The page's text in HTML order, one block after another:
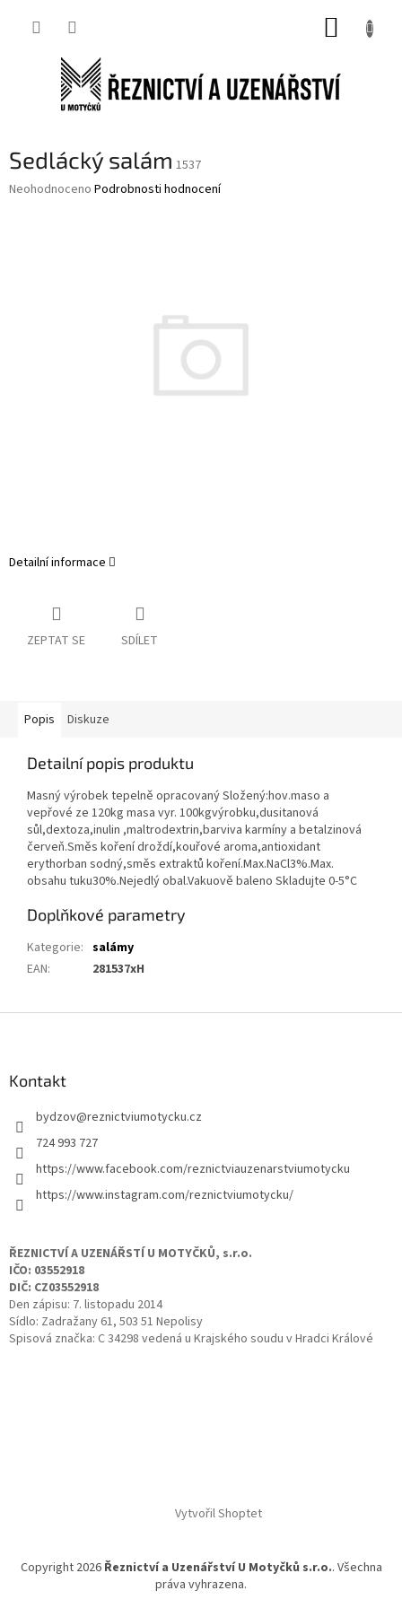
Sedlácký salám 1537
Průměrné
Neohodnoceno Podrobnosti hodnocení
Detailní informace
ZEPTAT SE SDÍLET
Popis Diskuze
Detailní popis produktu
Masný výrobek tepelně opracovaný Složený:hov.maso a
vepřové ze 120kg masa vyr. 100kgvýrobku,dusitanová
sůl,dextoza,inulin ,maltrodextrin,barviva karmíny a betalzinová
červeň.Směs koření droždí,kouřové aroma,antioxidant
erythorban sodný,směs extraktů koření.Max.NaCl3%.Max.
obsahu tuku30%.Nejedlý obal.Vakuově baleno Skladujte 0-5°C
Doplňkové parametry
Kategorie: salámy
EAN: 281537xH
Kontakt
bydzov@reznictviumotycku.cz
724 993 727
https://www.facebook.com/reznictviauzenarstviumotycku
https://www.instagram.com/reznictviumotycku/
ŘEZNICTVÍ A UZENÁŘSTÍ U MOTYČKŮ, s.r.o.
IČO: 03552918
DIČ: CZ03552918
Den zápisu: 7. listopadu 2014
Sídlo: Zadražany 61, 503 51 Nepolisy
Spisová značka: C 34298 vedená u Krajského soudu v Hradci Králové
Vytvořil Shoptet
Copyright 2026 Řeznictví a Uzenářství U Motyčků s.r.o.. Všechna
práva vyhrazena.